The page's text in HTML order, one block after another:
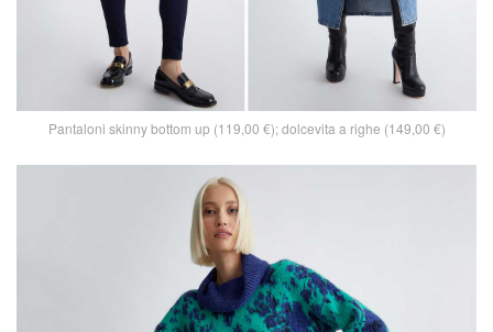
Pantaloni skinny bottom up (119,00 €); dolcevita a righe (149,00 €)